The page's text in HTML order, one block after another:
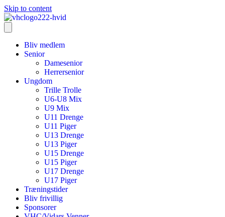
Skip to content
Bliv medlem
Senior
Damesenior
Herrersenior
Ungdom
Trille Trolle
U6-U8 Mix
U9 Mix
U11 Drenge
U11 Piger
U13 Drenge
U13 Piger
U15 Drenge
U15 Piger
U17 Drenge
U17 Piger
Træningstider
Bliv frivillig
Sponsorer